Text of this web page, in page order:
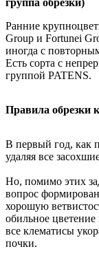
группа обрезки)
Ранние
Group и Fortunei
иногда с
Есть сорта с
группой PATENS.
Правила обрезки
В первый год, как
удаляя все
Но, помимо этих
вопрос
хорошую
обильное
все клематисы
почки.